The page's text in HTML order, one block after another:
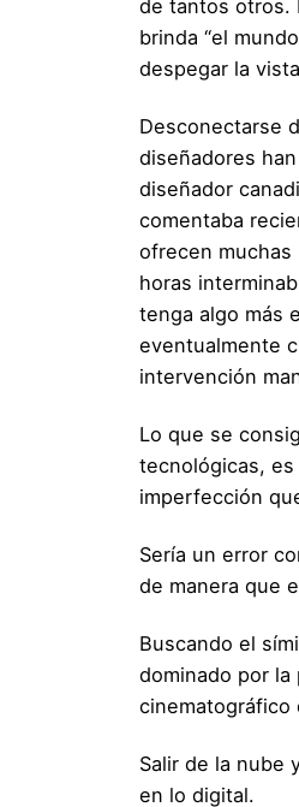
de tantos otros.
brinda “el
despegar la
Desconectarse
diseñadores
diseñador
comentaba
ofrecen
horas
tenga algo más
eventualmente
intervención
Lo que se
tecnológicas,
imperfección
Sería un error
de manera que
Buscando el
dominado por
cinematográfico
Salir de la nube
en lo digital.